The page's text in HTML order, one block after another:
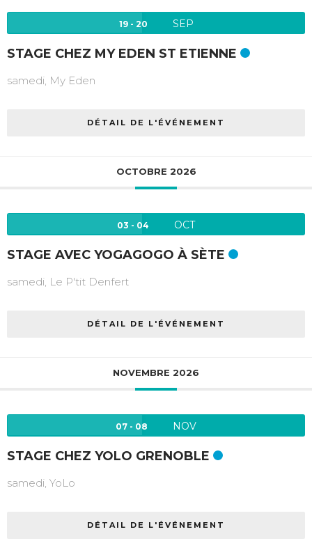
19 - 20 SEP
STAGE CHEZ MY EDEN ST ETIENNE
samedi, My Eden
DÉTAIL DE L'ÉVÉNEMENT
OCTOBRE 2026
03 - 04 OCT
STAGE AVEC YOGAGOGO À SÈTE
samedi, Le P'tit Denfert
DÉTAIL DE L'ÉVÉNEMENT
NOVEMBRE 2026
07 - 08 NOV
STAGE CHEZ YOLO GRENOBLE
samedi, YoLo
DÉTAIL DE L'ÉVÉNEMENT